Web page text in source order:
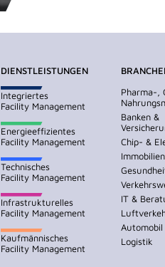
DIENSTLEISTUNGEN
Integriertes
Facility Management
Energieeffizientes
Facility Management
Technisches
Facility Management
Infrastrukturelles
Facility Management
Kaufmännisches
Facility Management
Pharma-,
Banken &
Chip- &
IT &
Automobil
Logistik